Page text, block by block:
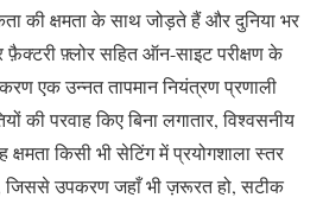
की क्षमता के साथ जोड़ते हैं और दुनिया भर
फ़ैक्टरी फ़्लोर सहित ऑन-साइट परीक्षण के
एक उन्नत तापमान नियंत्रण प्रणाली
की परवाह किए बिना लगातार, विश्वसनीय
किसी भी सेटिंग में प्रयोगशाला स्तर
जिससे उपकरण जहाँ भी ज़रूरत हो, सटीक